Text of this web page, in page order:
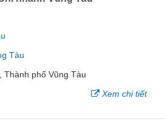
Tàu
Thành phố Vũng Tàu
Xem chi tiết